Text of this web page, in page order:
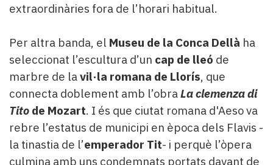
extraordinàries fora de l’horari habitual.
Per altra banda, el Museu de la Conca Dellà ha
seleccionat l’escultura d’un cap de lleó de
marbre de lavil·la romana de Llorís, que
connecta doblement amb l’obraLa clemenza di
Tito de Mozart. I és que ciutat romana d'Aeso va
rebre l’estatus de municipi en època dels Flavis -
la tinastia de l’emperador Tit- i perquè l’òpera
culmina amb uns condemnats portats davant de